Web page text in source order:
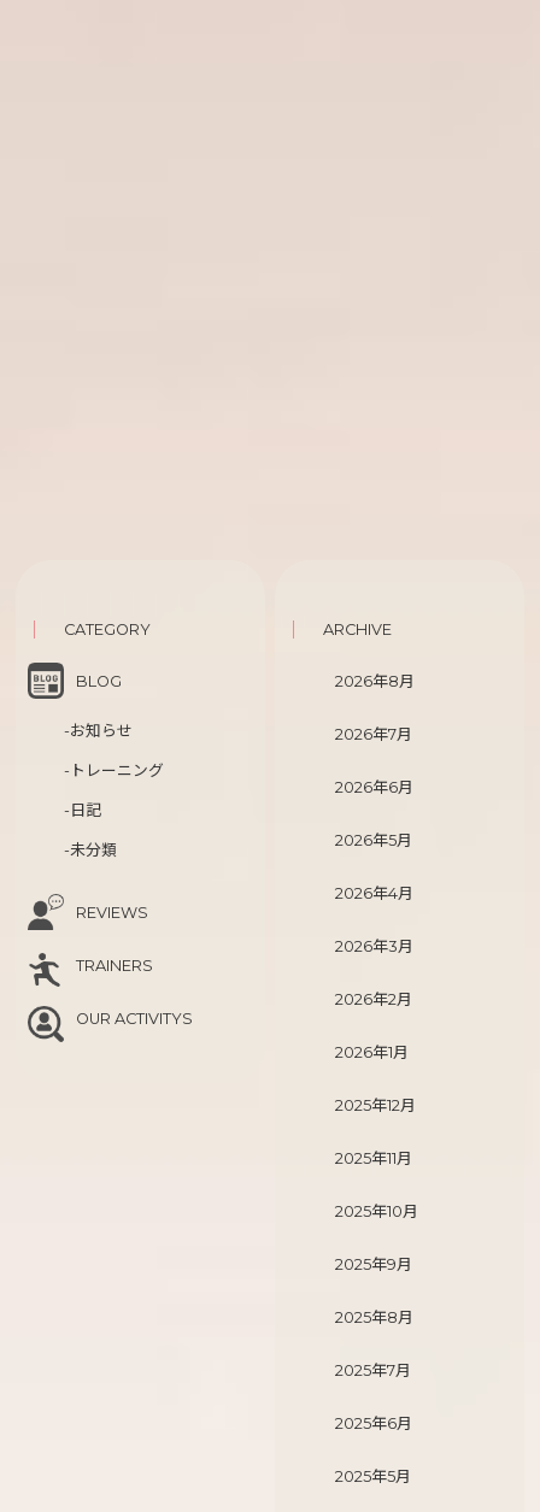
CATEGORY
BLOG
-お知らせ
-トレーニング
-日記
-未分類
REVIEWS
TRAINERS
OUR ACTIVITYS
ARCHIVE
2026年8月
2026年7月
2026年6月
2026年5月
2026年4月
2026年3月
2026年2月
2026年1月
2025年12月
2025年11月
2025年10月
2025年9月
2025年8月
2025年7月
2025年6月
2025年5月